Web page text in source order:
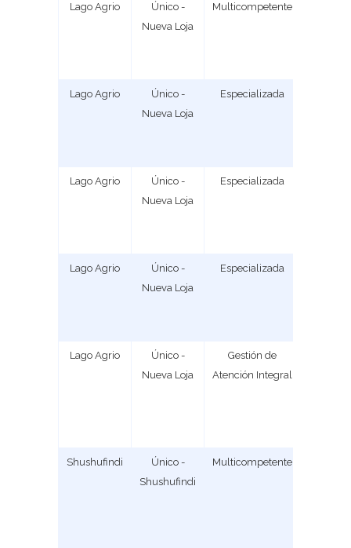
Lago Agrio
Único -
Nueva Loja
Multicompetente
Lago Agrio
Único -
Nueva Loja
Especializada
Lago Agrio
Único -
Nueva Loja
Especializada
Lago Agrio
Único -
Nueva Loja
Especializada
Lago Agrio
Único -
Nueva Loja
Gestión de
Atención Integral
Shushufindi
Único -
Shushufindi
Multicompetente